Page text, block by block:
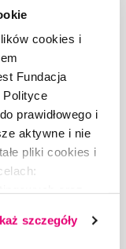
cookies i
Fundacja
Polityce
prawidłowego i
aktywne i nie
pliki cookies i
informacji
szczegóły